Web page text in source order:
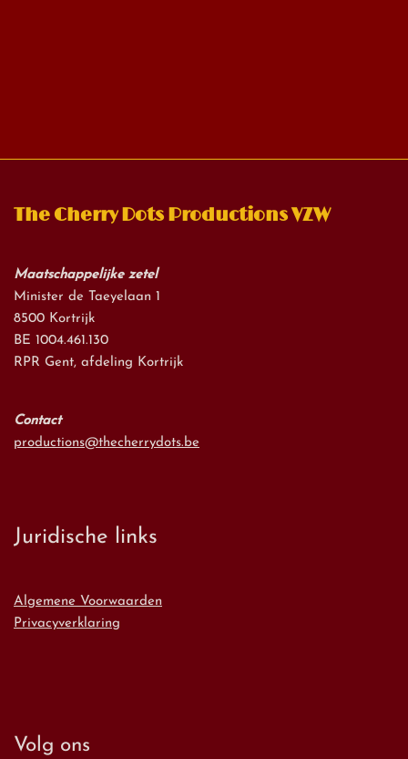
The Cherry Dots Productions VZW
Maatschappelijke zetel
Minister de Taeyelaan 1
8500 Kortrijk
BE 1004.461.130
RPR Gent, afdeling Kortrijk
Contact
productions@thecherrydots.be
Juridische links
Algemene Voorwaarden
Privacyverklaring
Volg ons